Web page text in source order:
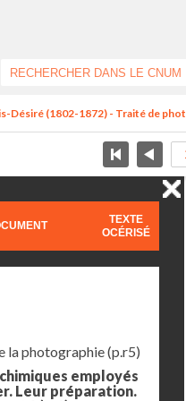
Désiré (1802-1872) - Traité de
TEXTE
OCÉRISÉ
la photographie(p.r5)
employés
Leur préparation.